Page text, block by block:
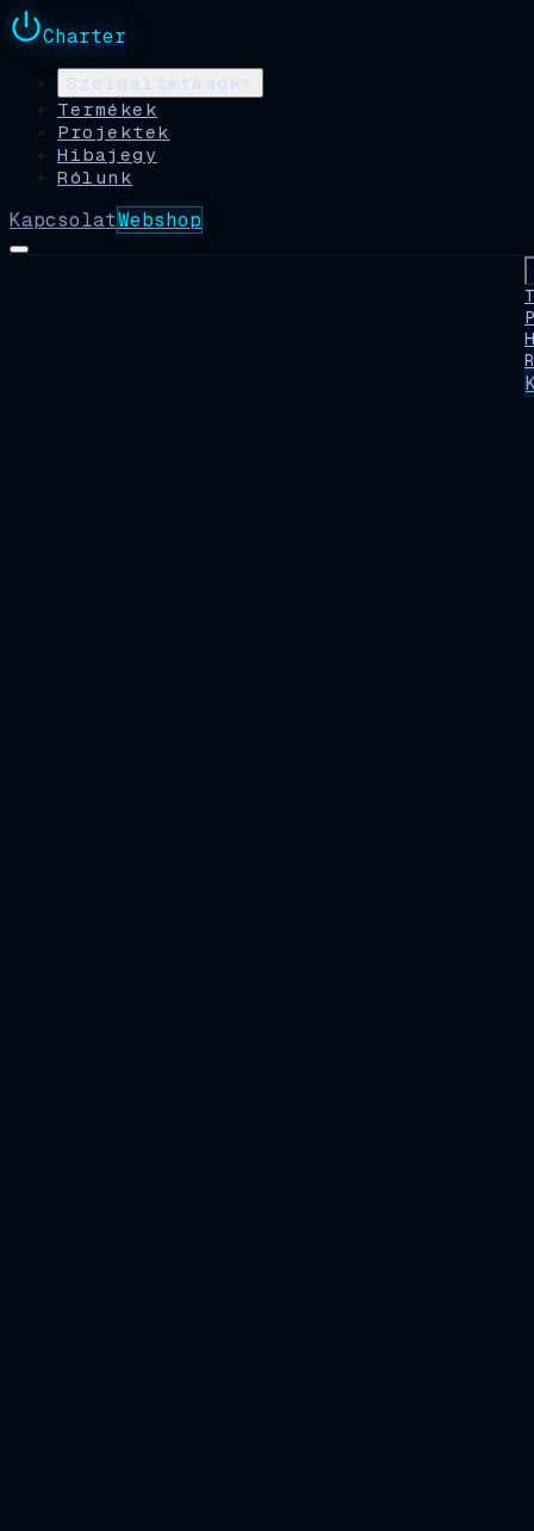
Charter
Szolgáltatások
Termékek
Projektek
Hibajegy
Rólunk
KapcsolatWebshop